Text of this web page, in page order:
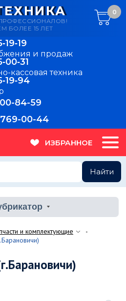
и продаж
кассовая техника
84-59
00-44
БОЛЕЕ 15 ЛЕТ
0
ИЗБРАННОЕ
Найти
и комплектующие